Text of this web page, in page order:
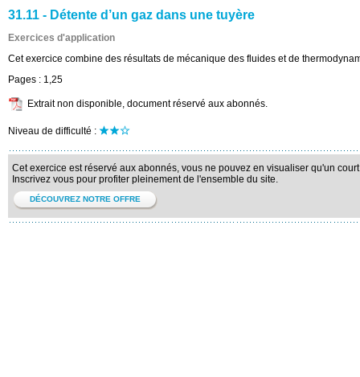
31.11 - Détente d’un gaz dans une tuyère
Exercices d'application
Cet exercice combine des résultats de mécanique des fluides et de
Pages : 1,25
Extrait non disponible, document réservé aux abonnés.
Niveau de difficulté :
Cet exercice est réservé aux abonnés, vous ne pouvez en visualiser qu'un
Inscrivez vous pour profiter pleinement de l'ensemble du site.
DÉCOUVREZ NOTRE OFFRE